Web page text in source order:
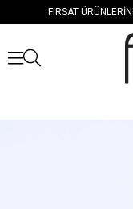
FIRSAT